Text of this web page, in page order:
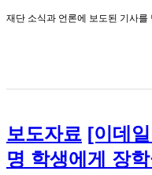
재단 소식과 언론에 보도된 기사를
보도자료 [이데
명 학생에게 장